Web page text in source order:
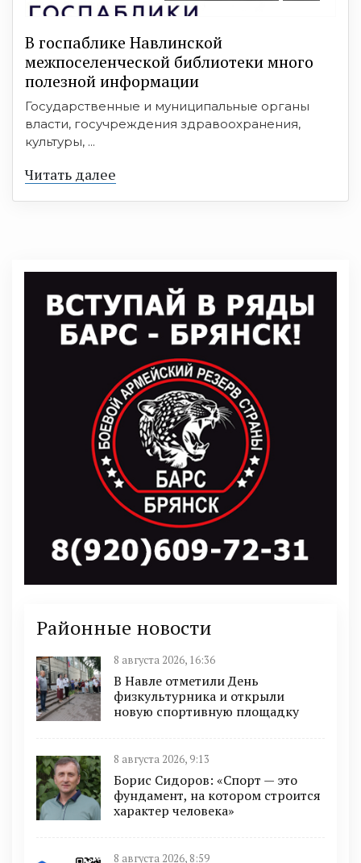
В госпаблике Навлинской
межпоселенческой библиотеки много
полезной информации
Государственные и муниципальные органы
власти, госучреждения здравоохранения,
культуры, ...
Читать далее
Районные новости
8 августа 2026, 16:36
В Навле отметили День
физкультурника и открыли
новую спортивную площадку
8 августа 2026, 9:13
Борис Сидоров: «Спорт — это
фундамент, на котором строится
характер человека»
8 августа 2026, 8:59